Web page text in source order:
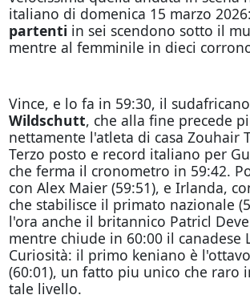
italiano di domenica 15 marzo
partenti in sei scendono sotto il
mentre al femminile in dieci
Vince, e lo fa in 59:30, il sudafricano
Wildschutt, che alla fine precede
nettamente l'atleta di casa Zouhair
Terzo posto e record italiano per
che ferma il cronometro in 59:42.
con Alex Maier (59:51), e Irlanda,
che stabilisce il primato nazionale
l'ora anche il britannico Patricl
mentre chiude in 60:00 il canadese
Curiosità: il primo keniano è
(60:01), un fatto piu unico che raro
tale livello.